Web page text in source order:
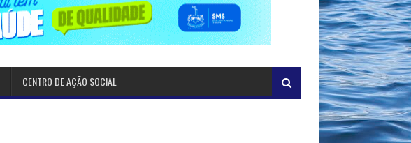
CENTRO DE AÇÃO SOCIAL